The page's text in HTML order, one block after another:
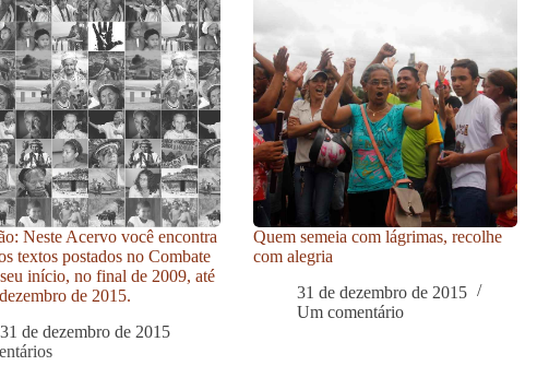
Neste Acervo você encontra
textos postados no Combate
início, no final de 2009, até
de 2015.
31 de dezembro de 2015
Quem semeia com lágrimas, recolhe
com alegria
31 de dezembro de 2015
Um comentário